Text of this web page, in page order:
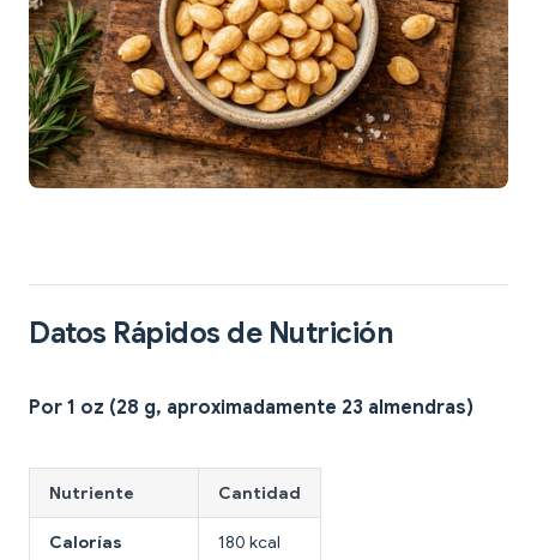
Datos Rápidos de Nutrición
Por 1 oz (28 g, aproximadamente 23 almendras)
Nutriente Cantidad
Calorías 180 kcal